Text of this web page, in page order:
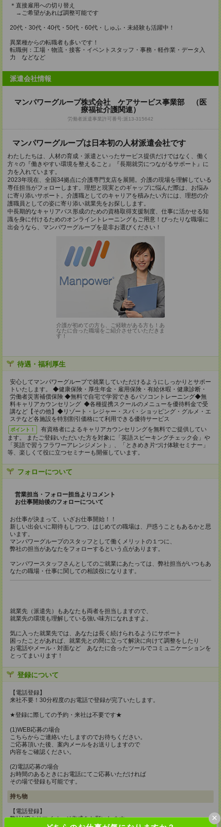
×
＊直接雇用への切り替え
→ご希望があれば調整可能です
20代・30代・40代・50代・60代・しゅふ・未経験も活躍中！
異業種からの転職者も多いです！
転職例：工場・物流・接客・イベントスタッフ・事務・軽作業・データ入
力 などなど
派遣会社情報
マンパワーグループ株式会社 ケアサービス事業部 （医
療福祉介護関連）
労働者派遣事業許可番号:派13-315642
マンパワーグループは日本初の人材派遣会社です
わたしたちは、人材の育成・派遣といったサービス提供だけではなく、働く
方々の『働きやすい環境を整えること』『長期就労につながるサポート』に
力を入れています。
2023年現在、全国34拠点に介護専門支店を展開。介護の現場を理解している
専任担当がフォローします。理想と現実とのギャップに悩んだ際は、お悩み
に寄り添いサポート。介護職としてのキャリアを積みたい方には、理想の介
護職員としての姿に寄り添い就業先をお探しします。
中長期的なキャリアパス形成のための資格取得支援制度、仕事に活かせる知
識を身に付けるためのオンライントレーニングもご用意！ぴったりな職場に
出会うなら、マンパワーグループを是非お選びください！
介護が初めての方も、ご経験がある方も！あ
なたに合った職場をご紹介させていただきま
す！
待遇・福利厚生
安心してマンパワーグループで就業していただけるようにしっかりとサポー
トいたします。 ◆健康保険・厚生年金・雇用保険・有給休暇・健康診断・
労働者災害補償保険 ◆無料で自宅で学習できるパソコントレーニング◆無
料キャリアカウンセリング ◆各種提携スクールのメニューを優待料金で受
講など【その他】◆リゾート・レジャー・スパ・ショッピング・グルメ・エ
ステなど各施設を特別割引価格にて利用できる優待サービス
ポイント！
有資格者によるキャリアカウンセリングを無料でご提供してい
ます。 またご登録いただいた方を対象に「英語スピーキングチェック会」や
「英語で習うフラワーアレンジメント」、「ときめき片づけ体験セミナー」
等、楽しくて役に立つセミナーも開催しています。
フォローについて
営業担当・フォロー担当よりコメント
お仕事開始後のフォローについて
お仕事が決まって、いざお仕事開始！！
新しい出会いに期待もしつつ、はじめての職場は、戸惑うこともあるかと思
います。
マンパワーグループのスタッフとして働くメリットの１つに、
弊社の担当があなたをフォローするという点があります。
マンパワースタッフさんとしてのご就業にあたっては、弊社担当がいつもあ
なたの職場・仕事に関しての相談役になります。
就業先（派遣先）もあなたも両者を担当しますので、
就業先の環境も理解している強い味方になれますよ。
気に入った就業先では、あなたは長く続けられるようにサポート
困ったことがあれば、就業先との間に立って解決に向けて調整をしたり
お電話やメール・対面など あなたに合ったツールでコミュニケーションを
とってまいります！
登録について
【電話登録】
来社不要！30分程度のお電話で登録が完了いたします。
★登録に際しての予約・来社は不要です★
(1)WEB応募の場合
こちらからご連絡いたしますのでお待ちください。
ご応募頂いた後、案内メールをお送りしますので
内容をご確認ください。
(2)電話応募の場合
お時間のあるときにお電話にてご応募いただければ
その場で登録も可能です。
持ち物
【電話登録】
弊社HPよりマイページ作成をお願いします